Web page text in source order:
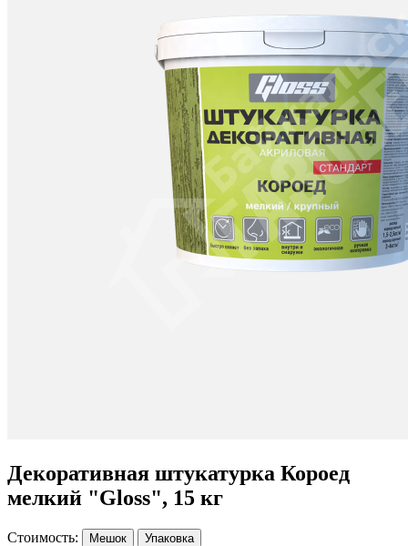
Декоративная штукатурка Короед
мелкий "Gloss", 15 кг
Стоимость: Мешок Упаковка